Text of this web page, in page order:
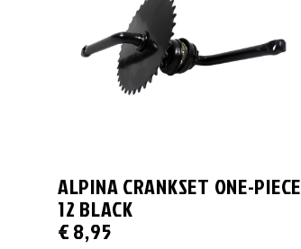
ALPINA CRANKSET ONE-PIECE
12 BLACK
€8,95